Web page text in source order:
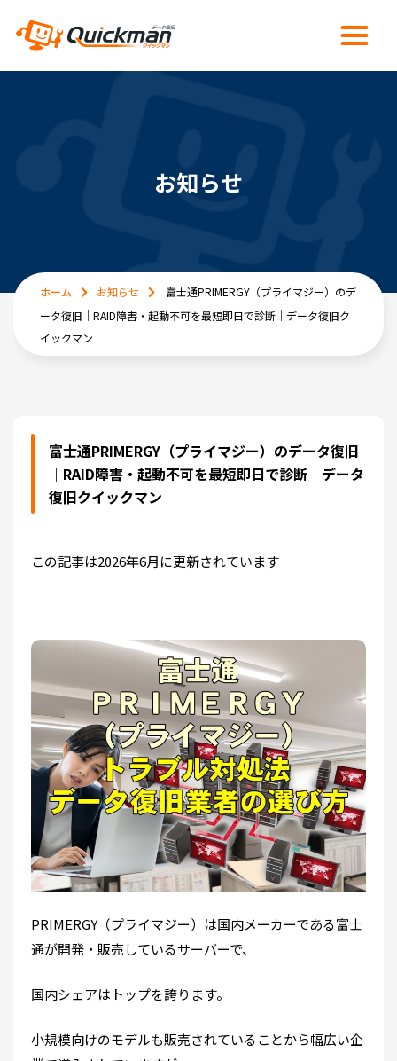
お知らせ
ホーム お知らせ
富士通PRIMERGY（プライマジー）のデ
ータ復旧｜RAID障害・起動不可を最短即日で診断｜データ復旧ク
イックマン
富士通PRIMERGY（プライマジー）のデータ復旧
｜RAID障害・起動不可を最短即日で診断｜データ
復旧クイックマン
この記事は2026年6月に更新されています
PRIMERGY（プライマジー）は国内メーカーである富士
通が開発・販売しているサーバーで、
国内シェアはトップを誇ります。
小規模向けのモデルも販売されていることから幅広い企